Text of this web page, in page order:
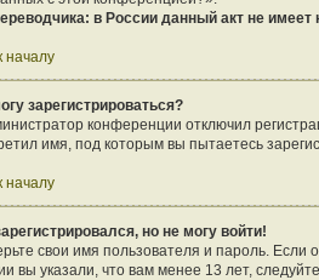
в России данный акт не
началу
зарегистрироваться?
конференции отключил
имя, под которым вы пытаетесь
началу
но не могу войти!
свои имя пользователя и пароль.
вы указали, что вам менее 13 лет,